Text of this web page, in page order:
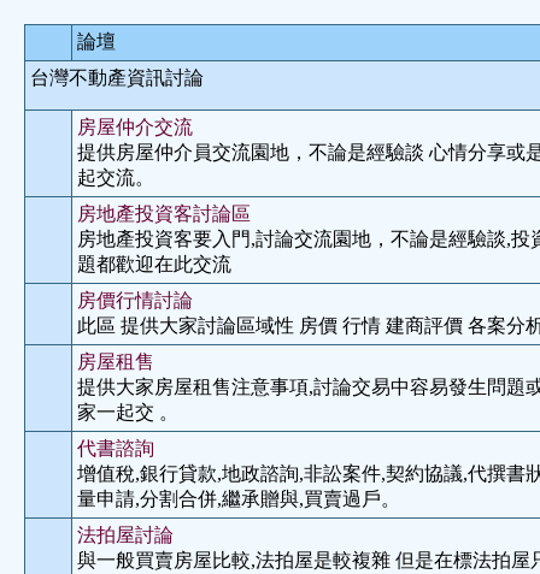
論壇
台灣不動產資訊討論
房屋仲介交流
提供房屋仲介員交流園地，不論是經驗談 心情分享或
起交流。
房地產投資客討論區
房地產投資客要入門,討論交流園地，不論是經驗談,投
題都歡迎在此交流
房價行情討論
此區 提供大家討論區域性 房價 行情 建商評價 各案分
房屋租售
提供大家房屋租售注意事項,討論交易中容易發生問題
家一起交 。
代書諮詢
增值稅,銀行貸款,地政諮詢,非訟案件,契約協議,代撰書
量申請,分割合併,繼承贈與,買賣過戶。
法拍屋討論
與一般買賣房屋比較,法拍屋是較複雜 但是在標法拍屋